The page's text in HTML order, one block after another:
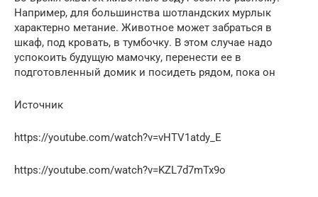
Например, для большинства шотландских мурлык
характерно метание. Животное может забраться в
шкаф, под кровать, в тумбочку. В этом случае надо
успокоить будущую мамочку, перенести ее в
подготовленный домик и посидеть рядом, пока он
Источник
https://youtube.com/watch?v=vHTV1atdy_E
https://youtube.com/watch?v=KZL7d7mTx9o